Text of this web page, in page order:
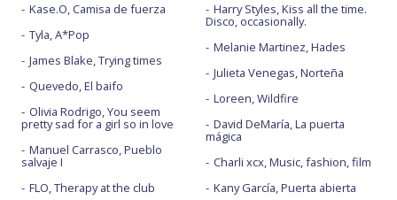
Kase.O, Camisa de fuerza
Tyla, A*Pop
James Blake, Trying times
Quevedo, El baifo
Olivia Rodrigo, You seem
pretty sad for a girl so in love
Manuel Carrasco, Pueblo
salvaje I
FLO, Therapy at the club
Harry Styles, Kiss all the time.
Disco, occasionally.
Melanie Martinez, Hades
Julieta Venegas, Norteña
Loreen, Wildfire
David DeMaría, La puerta
mágica
Charli xcx, Music, fashion, film
Kany García, Puerta abierta